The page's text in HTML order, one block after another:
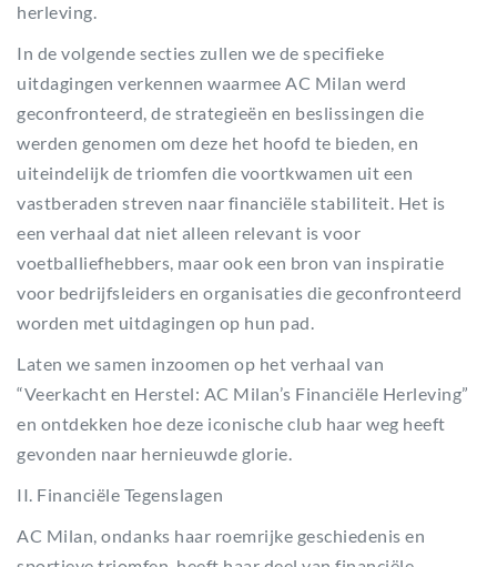
herleving.
In de volgende secties zullen we de specifieke
uitdagingen verkennen waarmee AC Milan werd
geconfronteerd, de strategieën en beslissingen die
werden genomen om deze het hoofd te bieden, en
uiteindelijk de triomfen die voortkwamen uit een
vastberaden streven naar financiële stabiliteit. Het is
een verhaal dat niet alleen relevant is voor
voetballiefhebbers, maar ook een bron van inspiratie
voor bedrijfsleiders en organisaties die geconfronteerd
worden met uitdagingen op hun pad.
Laten we samen inzoomen op het verhaal van
“Veerkacht en Herstel: AC Milan’s Financiële Herleving”
en ontdekken hoe deze iconische club haar weg heeft
gevonden naar hernieuwde glorie.
II. Financiële Tegenslagen
AC Milan, ondanks haar roemrijke geschiedenis en